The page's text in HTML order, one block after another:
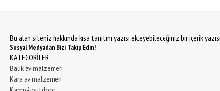
Bu alan siteniz hakkında kısa tanıtım yazısı ekleyebileceğiniz bir içerik
Sosyal Medyadan Bizi Takip Edin!
KATEGORİLER
Balık av malzemeri
Kara av malzemeri